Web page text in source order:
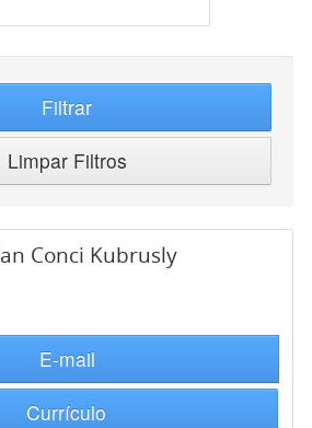
Filtrar
Limpar Filtros
Conci Kubrusly
E-mail
Currículo